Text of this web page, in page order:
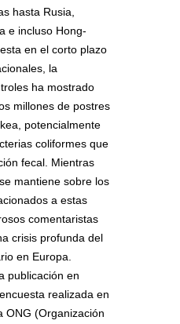
hasta Rusia,
e incluso Hong-
en el corto plazo
la
ha mostrado
millones de postres
potencialmente
coliformes que
fecal. Mientras
mantiene sobre los
a estas
comentaristas
crisis profunda del
en Europa.
publicación en
realizada en
ONG (Organización